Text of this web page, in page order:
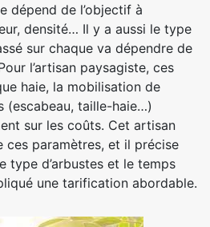
dépend de l’objectif à
densité… Il y a aussi le type
sur chaque va dépendre de
l’artisan paysagiste, ces
haie, la mobilisation de
(escabeau, taille-haie…)
sur les coûts. Cet artisan
ces paramètres, et il précise
type d’arbustes et le temps
une tarification abordable.